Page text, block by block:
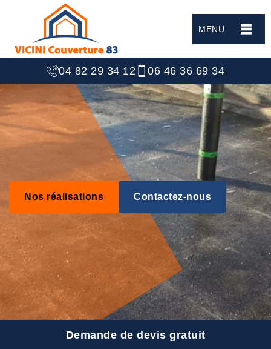
MENU
04 82 29 34 12 06 46 36 69 34
Nos réalisations Contactez-nous
Demande de devis gratuit